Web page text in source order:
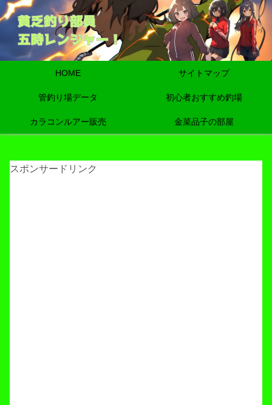
HOME サイトマップ
管釣り場データ 初心者おすすめ釣場
カラコンルアー販売 金菜品子の部屋
スポンサードリンク